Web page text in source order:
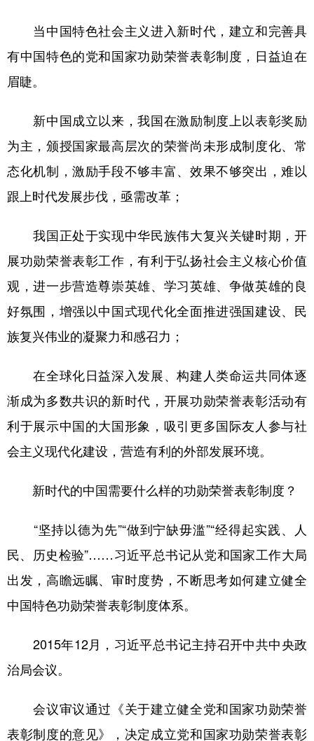
当中国特色社会主义进入新时代，建立和完善具
有中国特色的党和国家功勋荣誉表彰制度，日益迫在
眉睫。
新中国成立以来，我国在激励制度上以表彰奖励
为主，颁授国家最高层次的荣誉尚未形成制度化、常
态化机制，激励手段不够丰富、效果不够突出，难以
跟上时代发展步伐，亟需改革；
我国正处于实现中华民族伟大复兴关键时期，开
展功勋荣誉表彰工作，有利于弘扬社会主义核心价值
观，进一步营造尊崇英雄、学习英雄、争做英雄的良
好氛围，增强以中国式现代化全面推进强国建设、民
族复兴伟业的凝聚力和感召力；
在全球化日益深入发展、构建人类命运共同体逐
渐成为多数共识的新时代，开展功勋荣誉表彰活动有
利于展示中国的大国形象，吸引更多国际友人参与社
会主义现代化建设，营造有利的外部发展环境。
新时代的中国需要什么样的功勋荣誉表彰制度？
“坚持以德为先”“做到宁缺毋滥”“经得起实践、人
民、历史检验”……习近平总书记从党和国家工作大局
出发，高瞻远瞩、审时度势，不断思考如何建立健全
中国特色功勋荣誉表彰制度体系。
2015年12月，习近平总书记主持召开中共中央政
治局会议。
会议审议通过《关于建立健全党和国家功勋荣誉
表彰制度的意见》，决定成立党和国家功勋荣誉表彰